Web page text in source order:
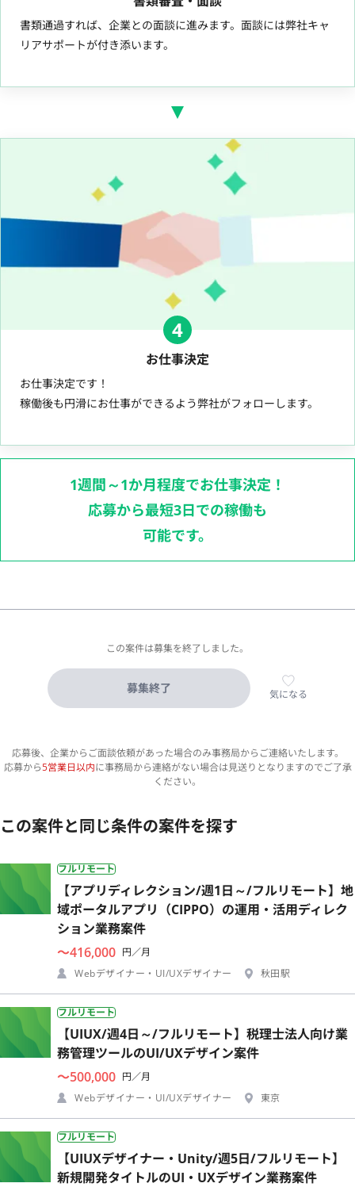
書類通過すれば、企業との面談に進みます。面談には弊社キャ
リアサポートが付き添います。
4
お仕事決定
お仕事決定です！
稼働後も円滑にお仕事ができるよう弊社がフォローします。
1週間～1か月程度でお仕事決定！
応募から最短3日での稼働も
可能です。
この案件は募集を終了しました。
募集終了 気になる
応募後、企業からご面談依頼があった場合のみ事務局からご連絡いたします。
応募から5営業日以内に事務局から連絡がない場合は見送りとなりますのでご了承
ください。
この案件と同じ条件の案件を探す
フルリモート
【アプリディレクション/週1日～/フルリモート】地
域ポータルアプリ（CIPPO）の運用・活用ディレク
ション業務案件
〜416,000 円／月
Webデザイナー・UI/UXデザイナー
秋田駅
フルリモート
【UIUX/週4日～/フルリモート】税理士法人向け業
務管理ツールのUI/UXデザイン案件
〜500,000 円／月
Webデザイナー・UI/UXデザイナー
東京
フルリモート
【UIUXデザイナー・Unity/週5日/フルリモート】
新規開発タイトルのUI・UXデザイン業務案件